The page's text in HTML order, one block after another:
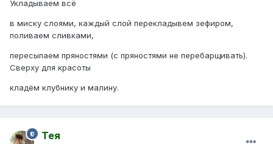
Укладываем всё
в миску слоями, каждый слой перекладывем зефиром,
поливаем сливками,
пересыпаем пряностями (с пряностями не перебарщивать).
Сверху для красоты
кладём клубнику и малину.
Тея